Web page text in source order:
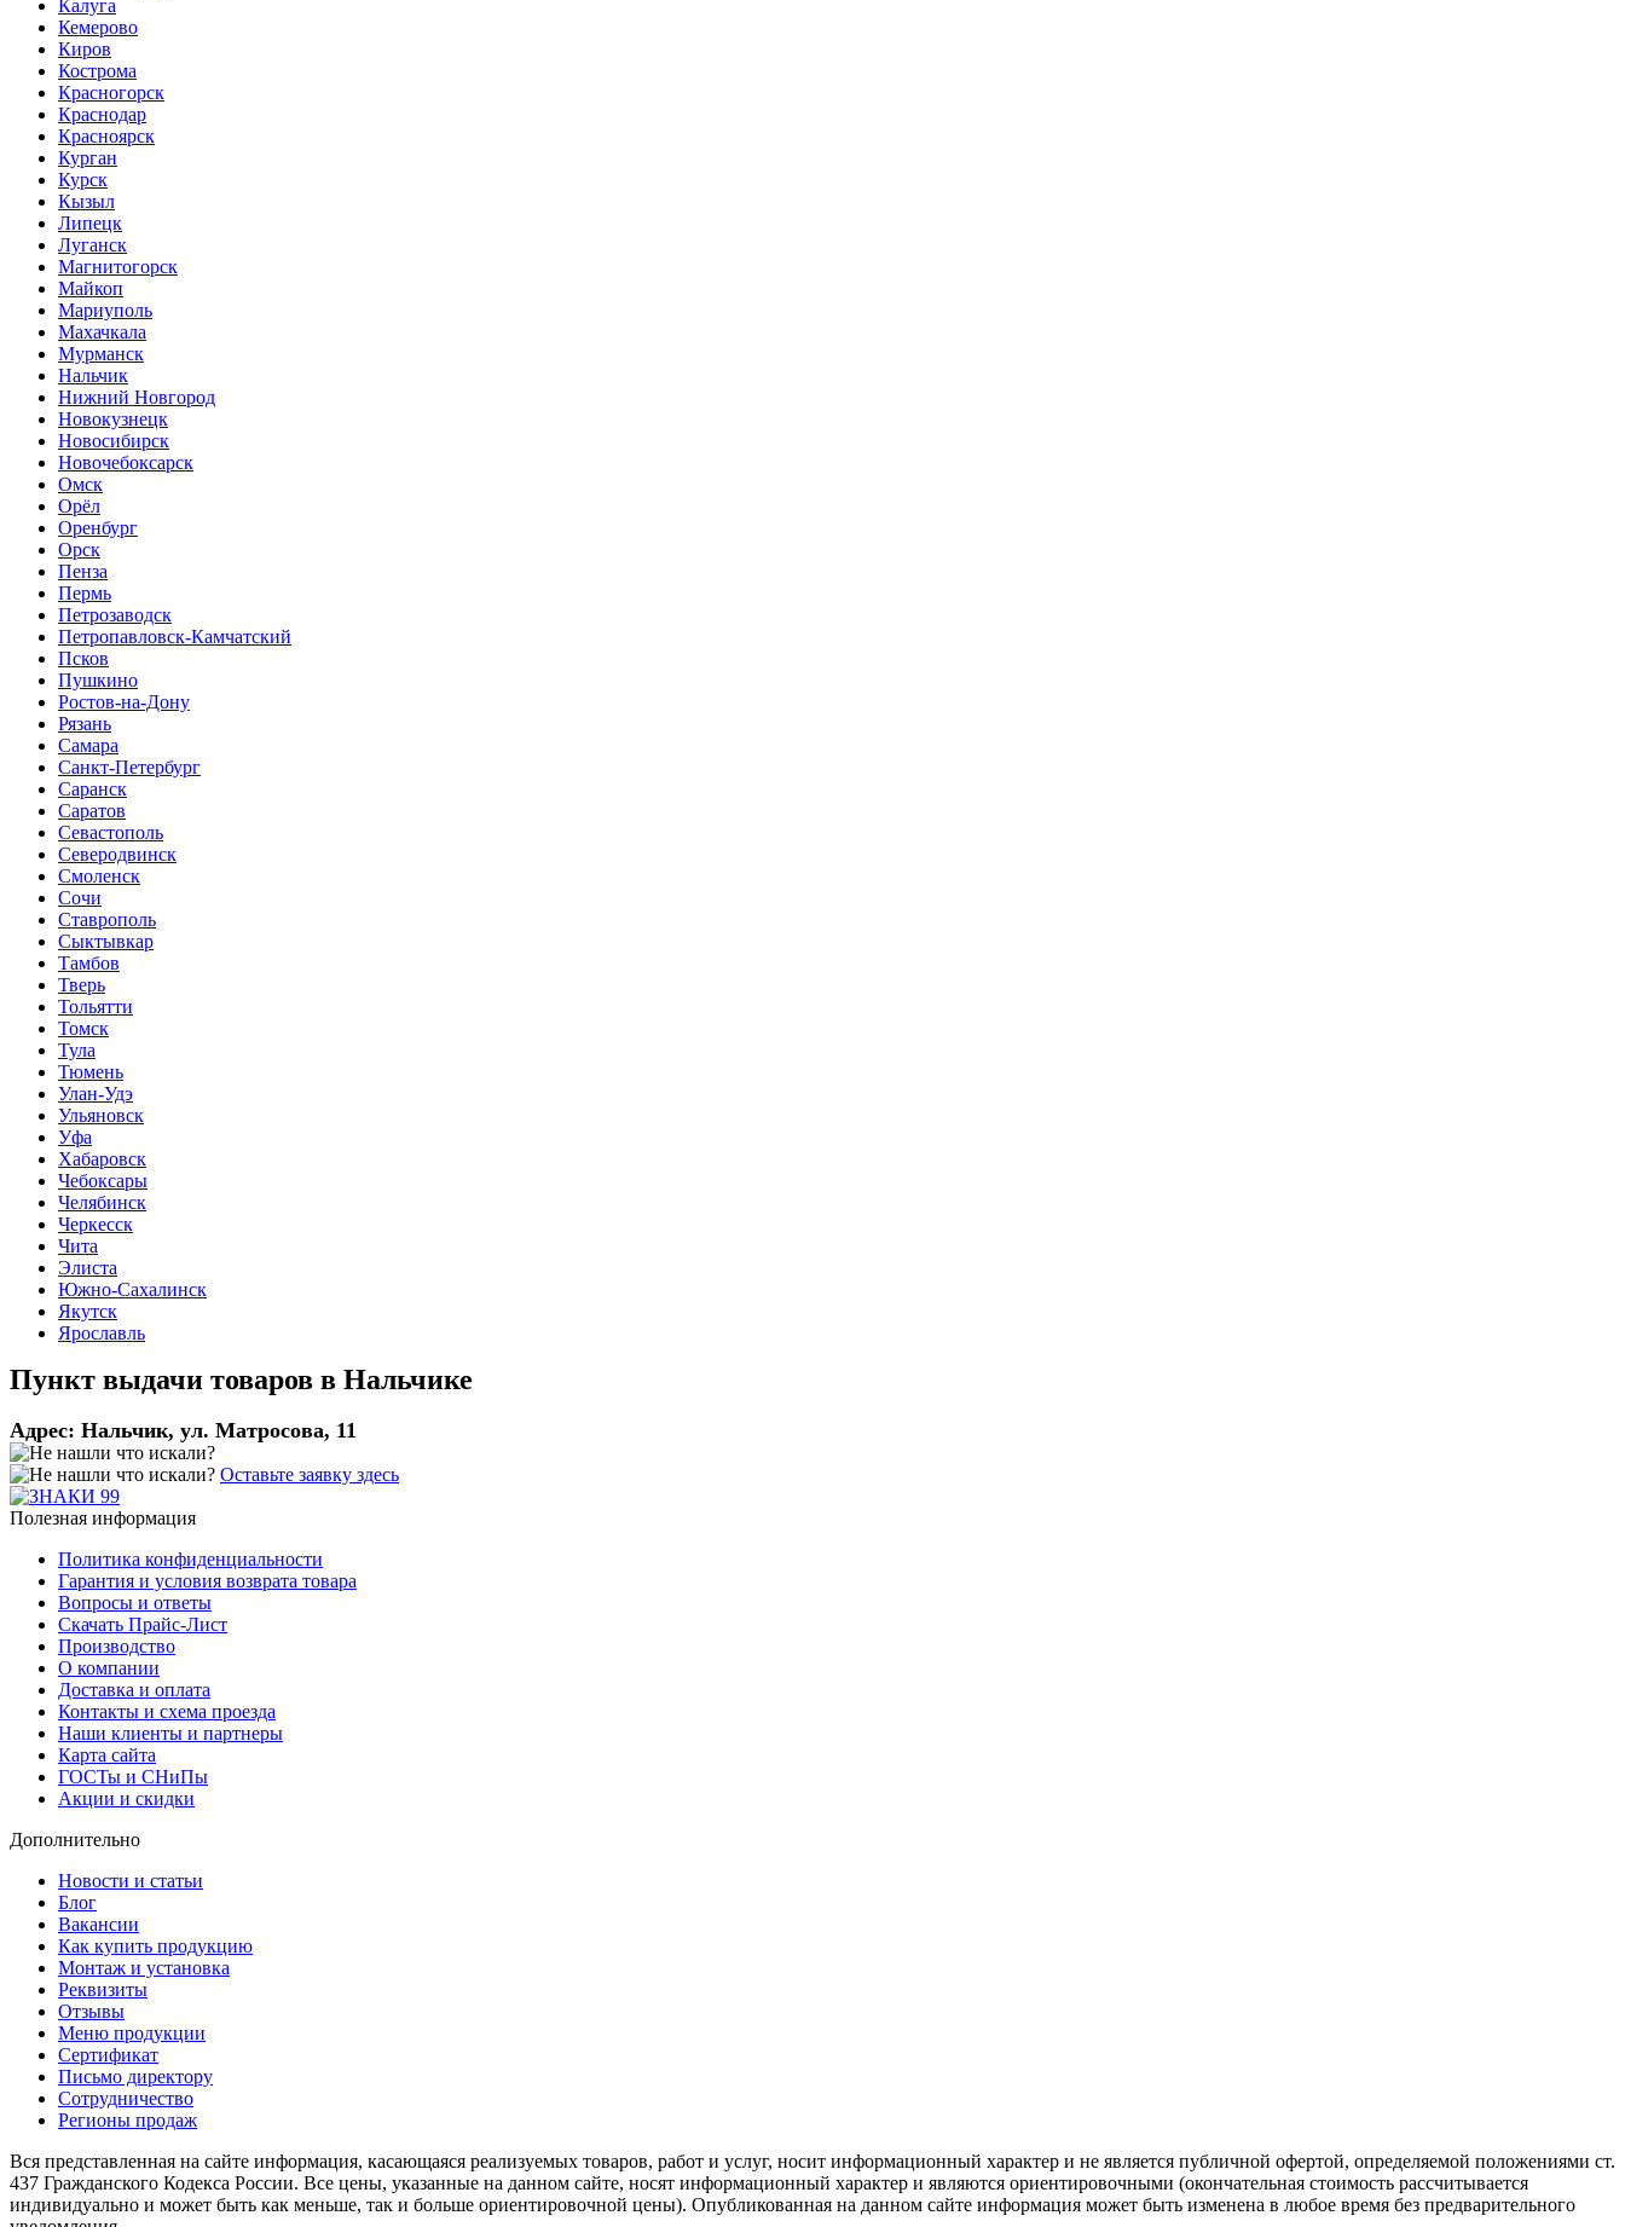
Калуга
Кемерово
Киров
Кострома
Красногорск
Краснодар
Красноярск
Курган
Курск
Кызыл
Липецк
Луганск
Магнитогорск
Майкоп
Мариуполь
Махачкала
Мурманск
Нальчик
Нижний Новгород
Новокузнецк
Новосибирск
Новочебоксарск
Омск
Орёл
Оренбург
Орск
Пенза
Пермь
Петрозаводск
Петропавловск-Камчатский
Псков
Пушкино
Ростов-на-Дону
Рязань
Самара
Санкт-Петербург
Саранск
Саратов
Севастополь
Северодвинск
Смоленск
Сочи
Ставрополь
Сыктывкар
Тамбов
Тверь
Тольятти
Томск
Тула
Тюмень
Улан-Удэ
Ульяновск
Уфа
Хабаровск
Чебоксары
Челябинск
Черкесск
Чита
Элиста
Южно-Сахалинск
Якутск
Ярославль
Пункт выдачи товаров в Нальчике
Адрес: Нальчик, ул. Матросова, 11
Оставьте заявку здесь
Полезная информация
Политика конфиденциальности
Гарантия и условия возврата товара
Вопросы и ответы
Скачать Прайс-Лист
Производство
О компании
Доставка и оплата
Контакты и схема проезда
Наши клиенты и партнеры
Карта сайта
ГОСТы и СНиПы
Акции и скидки
Дополнительно
Новости и статьи
Блог
Вакансии
Как купить продукцию
Монтаж и установка
Реквизиты
Отзывы
Меню продукции
Сертификат
Письмо директору
Сотрудничество
Регионы продаж
Вся представленная на сайте информация, касающаяся реализуемых товаров, работ и услуг, носит информационный характер и не является публичной офертой, определяемой положениями ст.
437 Гражданского Кодекса России. Все цены, указанные на данном сайте, носят информационный характер и являются ориентировочными (окончательная стоимость рассчитывается
индивидуально и может быть как меньше, так и больше ориентировочной цены). Опубликованная на данном сайте информация может быть изменена в любое время без предварительного